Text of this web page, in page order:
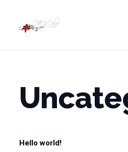
Hello world!